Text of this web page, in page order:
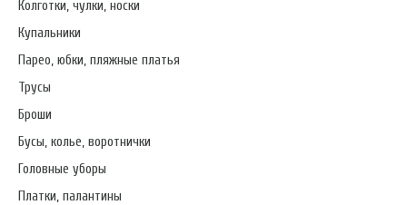
Колготки, чулки, носки
Купальники
Парео, юбки, пляжные платья
Трусы
Броши
Бусы, колье, воротнички
Головные уборы
Платки, палантины